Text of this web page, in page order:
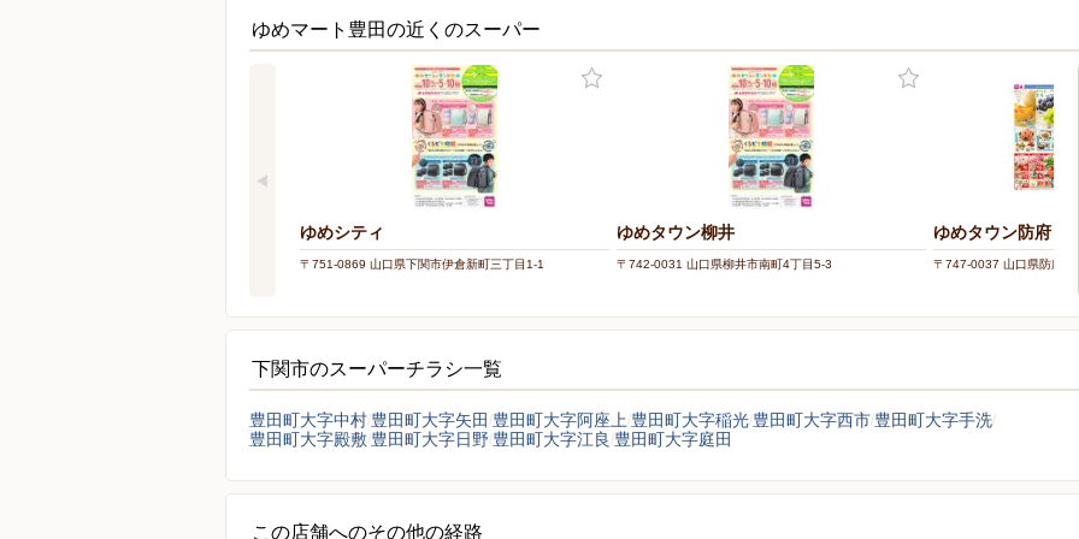
ゆめマート豊田の近くのスーパー
ゆめシティ
〒751-0869 山口県下関市伊倉新町三丁目1-1
ゆめタウン柳井
〒742-0031 山口県柳井市南町4丁目5-3
ゆめタウン防府
〒747-0037 山口県防府市
下関市のスーパーチラシ一覧
豊田町大字中村 豊田町大字矢田 豊田町大字阿座上 豊田町大字稲光 豊田町大字西市 豊田町大字手洗
豊田町大字殿敷 豊田町大字日野 豊田町大字江良 豊田町大字庭田
この店舗へのその他の経路